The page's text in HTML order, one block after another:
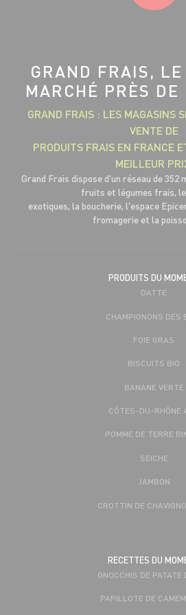
GRAND FRAIS,
MARCHÉ PRÈS DE
GRAND FRAIS : LES MAGASINS
VENTE DE
PRODUITS FRAIS EN FRANCE
MEILLEUR
Grand Frais dispose d'un réseau de 352
fruits et légumes frais,
exotiques, la boucherie, l'espace
fromagerie et la
PRODUITS DU
DATTE
CHAMPIGNONS DES
FOIE GRAS
BISCUITS BIO
BANANE VERTE
CÔTES-DU-RHÔNE
POMME DE TERRE
SEICHE
JAMBON
CROTTIN DE
RECETTES DU
GNOCCHIS DE PATATE
PAPILLOTE DE